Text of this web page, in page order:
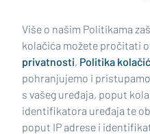
Više o našim Politikama
kolačića možete pročitati
privatnosti, Politika
pohranjujemo i
s vašeg uređaja, poput
identifikatora uređaja te
poput IP adrese i